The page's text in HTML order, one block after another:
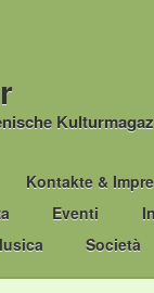
Kontakte &
Eventi
Società